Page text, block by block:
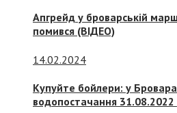
Апгрейд у броварській
помився (ВІДЕО)
14.02.2024
Купуйте бойлери: у
водопостачання 31.08.2022